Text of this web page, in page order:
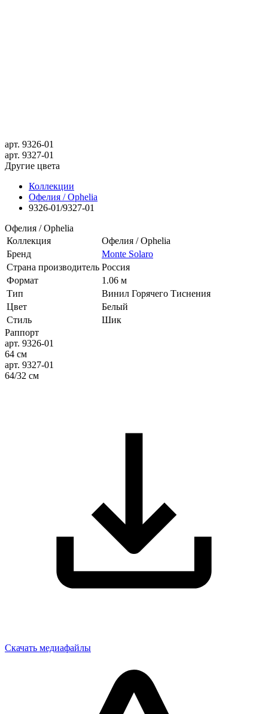
арт. 9326-01
арт. 9327-01
Другие цвета
Коллекции
Офелия / Ophelia
9326-01/9327-01
Офелия / Ophelia
Коллекция
Офелия / Ophelia
Бренд
Monte Solaro
Страна производитель Россия
Формат
1.06 м
Тип
Винил Горячего Тиснения
Цвет
Белый
Стиль
Шик
Раппорт
арт. 9326-01
64 см
арт. 9327-01
64/32 см
Скачать медиафайлы